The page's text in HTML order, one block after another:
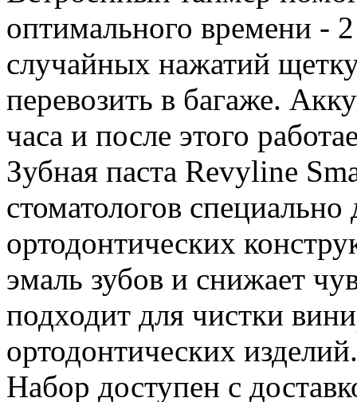
оптимального времени -
случайных нажатий
перевозить в багаже.
часа и после этого
Зубная паста Revyline
стоматологов
ортодонтических
эмаль зубов и снижает
подходит для чистки
ортодонтических изделий.
Набор доступен с